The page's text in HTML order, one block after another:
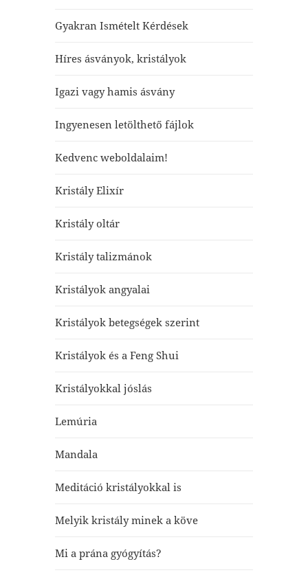
Gyakran Ismételt Kérdések
Híres ásványok, kristályok
Igazi vagy hamis ásvány
Ingyenesen letölthető fájlok
Kedvenc weboldalaim!
Kristály Elixír
Kristály oltár
Kristály talizmánok
Kristályok angyalai
Kristályok betegségek szerint
Kristályok és a Feng Shui
Kristályokkal jóslás
Lemúria
Mandala
Meditáció kristályokkal is
Melyik kristály minek a köve
Mi a prána gyógyítás?